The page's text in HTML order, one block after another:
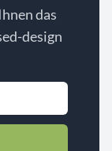
das
design